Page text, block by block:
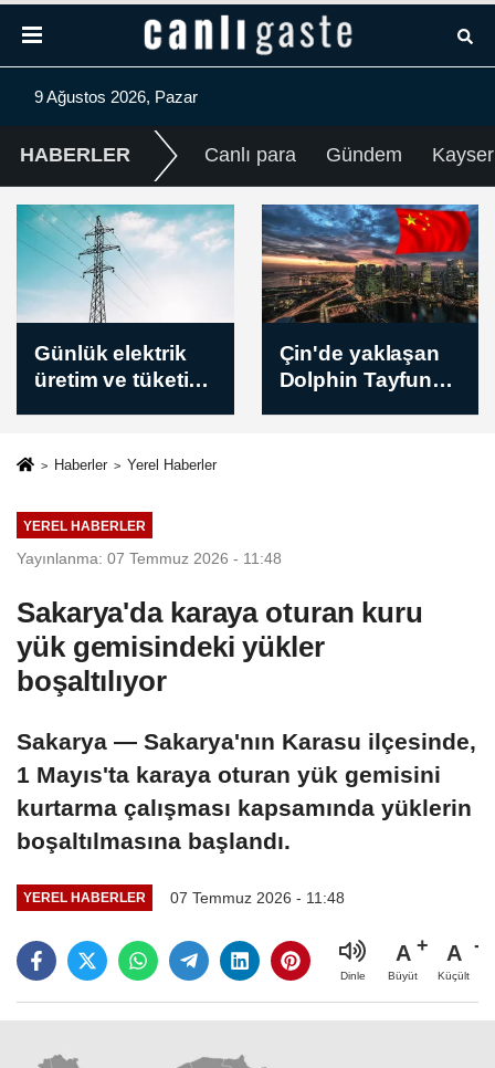
9 Ağustos 2026, Pazar
HABERLER Canlı para Gündem
Çin'de yaklaşan
Dolphin Tayfunu
kişi tahliye edildi
Ukrayna: Rus
ordusu bu gece
Haberler Yerel Haberler
YEREL HABERLER
Yayınlanma: 07 Temmuz 2026 - 11:48
Sakarya'da karaya oturan kuru
yük gemisindeki yükler
boşaltılıyor
Sakarya — Sakarya'nın Karasu ilçesinde,
1 Mayıs'ta karaya oturan yük gemisini
kurtarma çalışması kapsamında yüklerin
boşaltılmasına başlandı.
YEREL HABERLER 07 Temmuz 2026 - 11:48
Dinle
A
Büyüt
A
Küçült